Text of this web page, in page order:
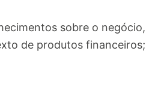
sobre o negócio,
de produtos financeiros;